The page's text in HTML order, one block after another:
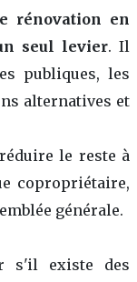
rénovation en
seul levier. Il
publiques, les
alternatives et
le reste à
copropriétaire,
générale.
s'il existe des